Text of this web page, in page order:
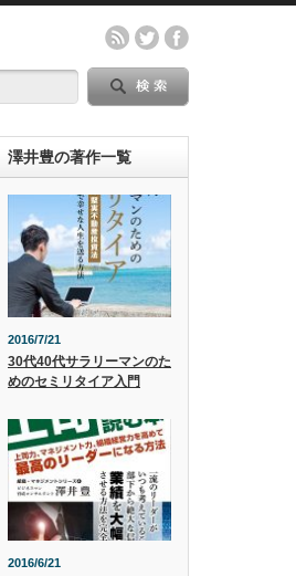
澤井豊の著作一覧
2016/7/21
30代40代サラリーマンのた
めのセミリタイア入門
2016/6/21